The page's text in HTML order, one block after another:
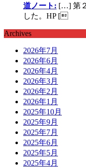
道ノート: […] 第
した。HP [
Archives
2026年7月
2026年6月
2026年4月
2026年3月
2026年2月
2026年1月
2025年10月
2025年9月
2025年7月
2025年6月
2025年5月
2025年4月